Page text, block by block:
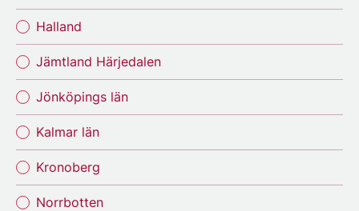
Halland
Jämtland Härjedalen
Jönköpings län
Kalmar län
Kronoberg
Norrbotten